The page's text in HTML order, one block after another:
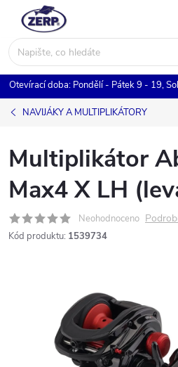
obsah
Otevírací doba: Pondělí - Pátek 9 - 19,
NAVIJÁKY A MULTIPLIKÁTORY
Multiplikátor
Max4 X LH
Neohodnoceno
Kód produktu: 1539734